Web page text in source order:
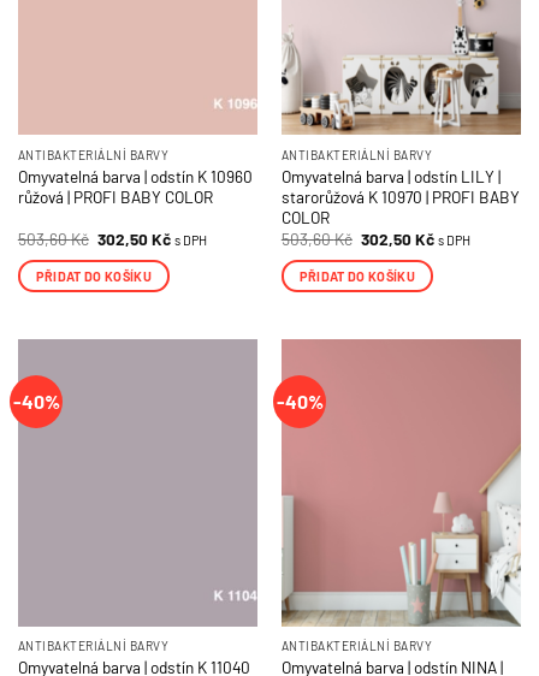
ANTIBAKTERIÁLNÍ BARVY
Omyvatelná barva | odstín K 10960
růžová | PROFI BABY COLOR
503,60Kč Původní
cena
byla:
503,60 Kč.
302,50KčAktuální
je:
302,50 Kč.
s DPH
PŘIDAT DO KOŠÍKU
ANTIBAKTERIÁLNÍ BARVY
Omyvatelná barva | odstín LILY |
starorůžová K 10970 | PROFI BABY
COLOR
503,60Kč Původní
cena
byla:
503,60 Kč.
302,50KčAktuální
je:
302,50 Kč.
s DPH
PŘIDAT DO KOŠÍKU
-40%
ANTIBAKTERIÁLNÍ BARVY
Omyvatelná barva | odstín K 11040
-40%
ANTIBAKTERIÁLNÍ BARVY
Omyvatelná barva | odstín NINA |